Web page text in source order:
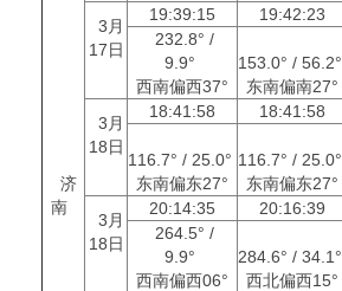
济
南
3月
17日
19:39:15 19:42:23
232.8° /
9.9°
西南偏西37°
153.0° / 56.2°
东南偏南27°
3月
18日
18:41:58 18:41:58
116.7° / 25.0°
东南偏东27°
116.7° / 25.0°
东南偏东27°
3月
18日
20:14:35 20:16:39
264.5° /
9.9°
西南偏西06°
284.6° / 34.1°
西北偏西15°